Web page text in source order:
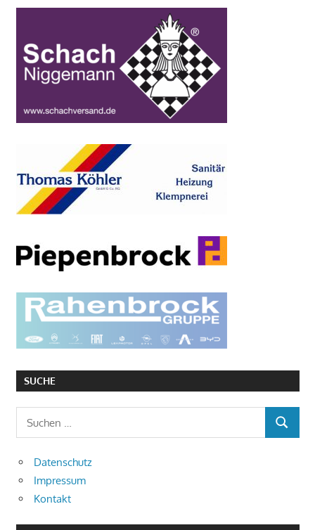
SUCHE
SUCHEN
Datenschutz
Impressum
Kontakt